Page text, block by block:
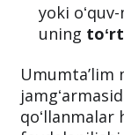
yoki
uning